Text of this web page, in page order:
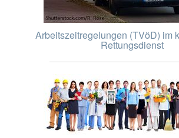
Arbeitszeitregelungen (TVöD) im
Rettungsdienst